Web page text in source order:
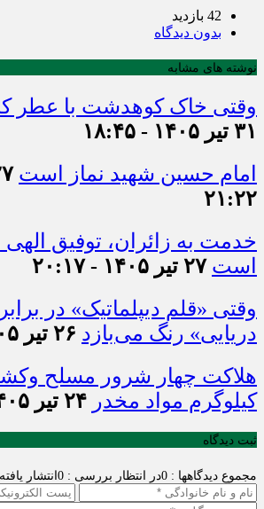
42 بازدید
بدون دیدگاه
نوشته های مشابه
وقتی خاک کوهدشت با عطر
۳۱ تیر ۱۴۰۵ - ۱۸:۴۵
امام حسین شهید نماز است
۲۱:۲۲
خدمت به زائران، توفیق
است ۲۷ تیر ۱۴۰۵ - ۲۰:۱۷
وقتی «قلم دیپلماتیک» در برابر
دریایی» رنگ می‌بازد ۲۶ تیر ۱۴۰۵ - ۱۹:۵۰
کیلوگرم مواد مخدر ۲۴ تیر ۱۴۰۵ - ۰:۵۲
ثبت دیدگاه
مجموع دیدگاهها : 0 در انتظار بررسی : 0 انتشار یافته